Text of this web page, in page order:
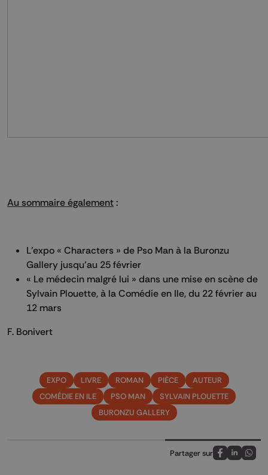
Au sommaire également :
L’expo « Characters » de Pso Man à la Buronzu
Gallery jusqu’au 25 février
« Le médecin malgré lui » dans une mise en scène de
Sylvain Plouette, à la Comédie en Ile, du 22 février au
12 mars
F. Bonivert
EXPO LIVRE ROMAN PIÈCE
AUTEUR
COMÉDIE EN ILE
PSO MAN
SYLVAIN PLOUETTE
BURONZU GALLERY
Partager sur
Partagez sur
Partagez